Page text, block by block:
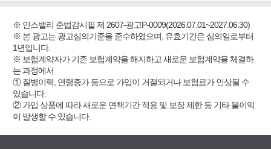
※ 인스밸리 준법감시필 제 2607-광고P-0009(2026.07.01~2027.06.30)
※ 본 광고는 광고심의기준을 준수하였으며, 유효기간은 심의일로부터
1년입니다.
※ 보험계약자가 기존 보험계약을 해지하고 새로운 보험계약을 체결하
는 과정에서
① 질병이력, 연령증가 등으로 가입이 거절되거나 보험료가 인상될 수
있습니다.
② 가입 상품에 따라 새로운 면책기간 적용 및 보장 제한 등 기타 불이익
이 발생할 수 있습니다.